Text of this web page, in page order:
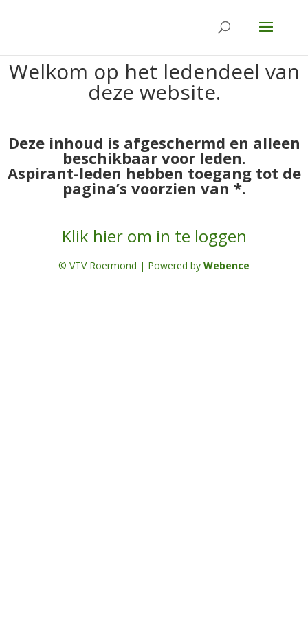
Welkom op het ledendeel van
deze website.
Deze inhoud is afgeschermd en alleen
beschikbaar voor leden.
Aspirant-leden hebben toegang tot de
pagina’s voorzien van *.
Klik hier om in te loggen
© VTV Roermond | Powered by Webence